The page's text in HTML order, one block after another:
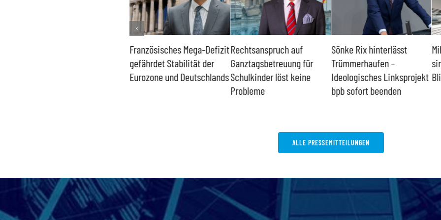
Französisches Mega-Defizit
gefährdet Stabilität der
Eurozone und Deutschlands
Rechtsanspruch auf
Ganztagsbetreuung für
Schulkinder löst keine
Probleme
Sönke Rix hinterlässt
Trümmerhaufen –
Ideologisches Linksprojekt
bpb sofort beenden
ALLE PRESSEMITTEILUNGEN